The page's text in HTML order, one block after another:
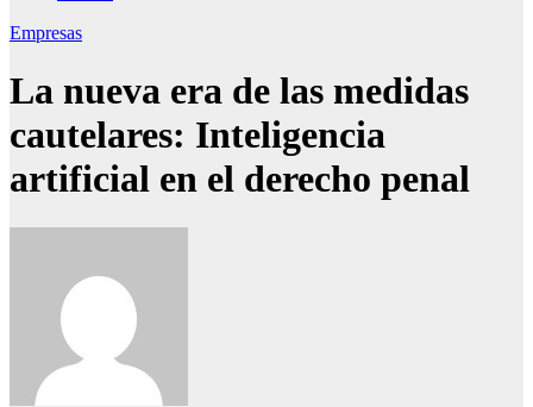
Empresas
La nueva era de las medidas
cautelares: Inteligencia
artificial en el derecho penal